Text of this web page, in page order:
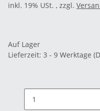
inkl. 19% USt. , zzgl.
Auf Lager
Lieferzeit: 3 - 9 Werktage